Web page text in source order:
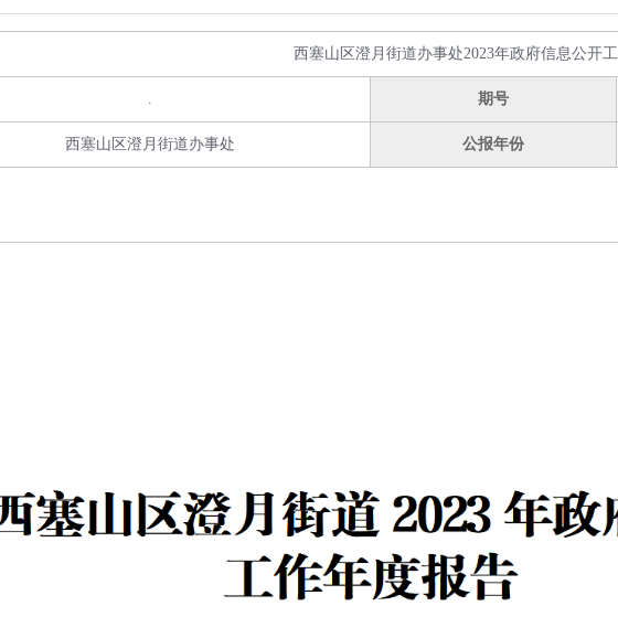
西塞山区澄月街道办事处2023年政府信息公开
. 期号
西塞山区澄月街道办事处 公报年份